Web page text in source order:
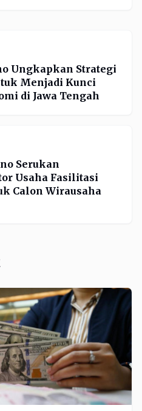
Ungkapkan Strategi
Menjadi Kunci
di Jawa Tengah
Serukan
Usaha Fasilitasi
Calon Wirausaha